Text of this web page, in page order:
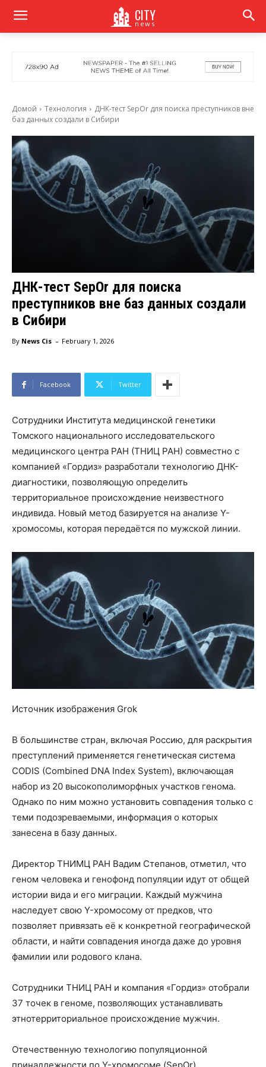
CITY
news
Домой Технология
ДНК-тест SepOr для поиска преступников вне
баз данных создали в Сибири
ДНК-тест SepOr для поиска
преступников вне баз данных создали
в Сибири
By News Cis - February 1, 2026
Facebook Twitter
Сотрудники Института медицинской генетики
Томского национального исследовательского
медицинского центра РАН (ТНИЦ РАН) совместно с
компанией «Гордиз» разработали технологию ДНК-
диагностики, позволяющую определить
территориальное происхождение неизвестного
индивида. Новый метод базируется на анализе Y-
хромосомы, которая передаётся по мужской линии.
Источник изображения Grok
В большинстве стран, включая Россию, для раскрытия
преступлений применяется генетическая система
CODIS (Combined DNA Index System), включающая
набор из 20 высокополиморфных участков генома.
Однако по ним можно установить совпадения только с
теми подозреваемыми, информация о которых
занесена в базу данных.
Директор ТНИМЦ РАН Вадим Степанов, отметил, что
геном человека и генофонд популяции идут от общей
истории вида и его миграции. Каждый мужчина
наследует свою Y-хромосому от предков, что
позволяет привязать её к конкретной географической
области, и найти совпадения иногда даже до уровня
фамилии или родового клана.
Сотрудники ТНИЦ РАН и компания «Гордиз» отобрали
37 точек в геноме, позволяющих устанавливать
этнотерриториальное происхождение мужчин.
Отечественную технологию популяционной